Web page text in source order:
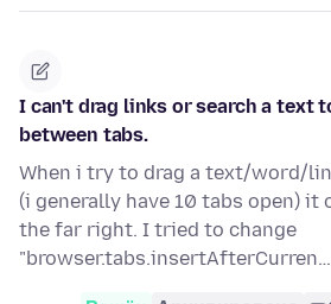
I can't drag links or search a text
between tabs.
When i try to drag a text/word/
(i generally have 10 tabs open) it
the far right. I tried to change
"browser.tabs.insertAfterCurren…